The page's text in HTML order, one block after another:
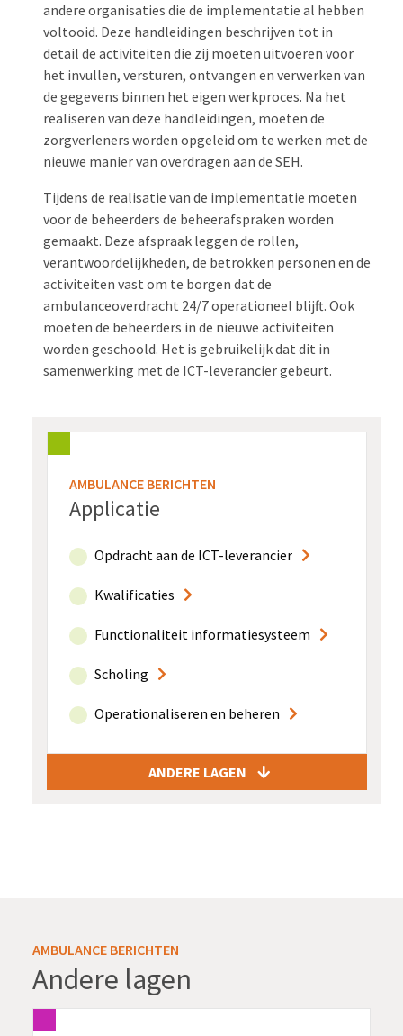
AMBULANCE BERICHTEN
Applicatie
Opdracht aan de ICT-leverancier
Kwalificaties
Functionaliteit informatiesysteem
Scholing
Operationaliseren en beheren
ANDERE LAGEN
andere organisaties die de implementatie al hebben
voltooid. Deze handleidingen beschrijven tot in
detail de activiteiten die zij moeten uitvoeren voor
het invullen, versturen, ontvangen en verwerken van
de gegevens binnen het eigen werkproces. Na het
realiseren van deze handleidingen, moeten de
zorgverleners worden opgeleid om te werken met de
nieuwe manier van overdragen aan de SEH.
Tijdens de realisatie van de implementatie moeten
voor de beheerders de beheerafspraken worden
gemaakt. Deze afspraak leggen de rollen,
verantwoordelijkheden, de betrokken personen en de
activiteiten vast om te borgen dat de
ambulanceoverdracht 24/7 operationeel blijft. Ook
moeten de beheerders in de nieuwe activiteiten
worden geschoold. Het is gebruikelijk dat dit in
samenwerking met de ICT-leverancier gebeurt.
AMBULANCE BERICHTEN
Andere lagen